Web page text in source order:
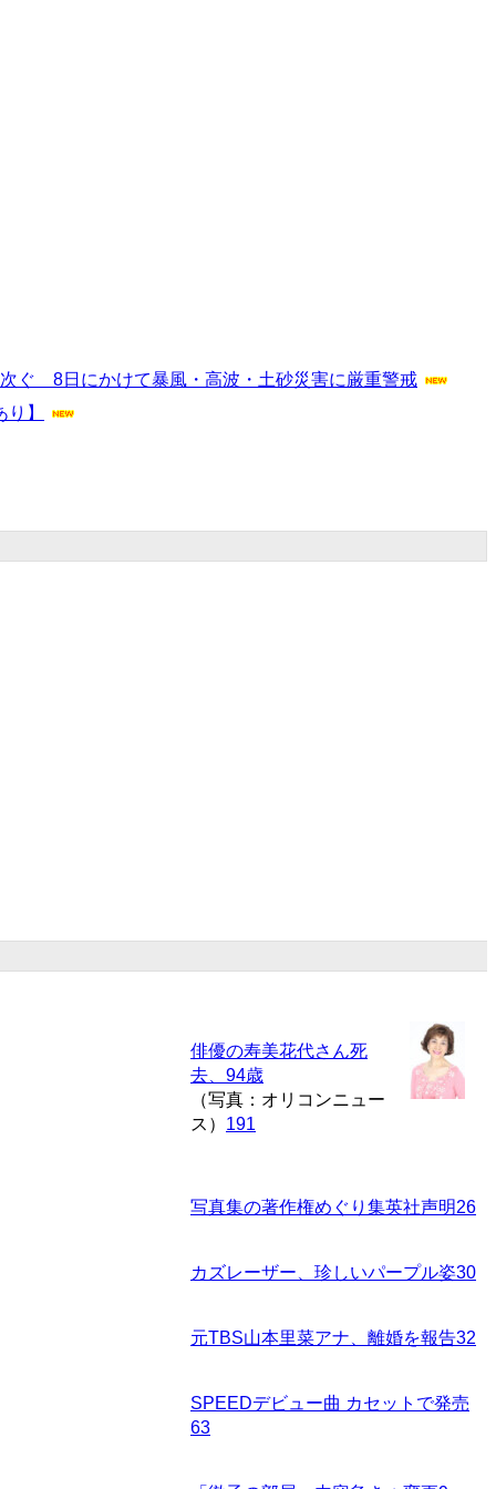
ぐ 8日にかけて暴風・高波・土砂災害に厳重警戒
】
俳優の寿美花代さん死
去、94歳
（写真：オリコンニュー
ス） 191
写真集の著作権めぐり集英社声明26
カズレーザー、珍しいパープル姿30
元TBS山本里菜アナ、離婚を報告32
SPEEDデビュー曲 カセットで発売
63